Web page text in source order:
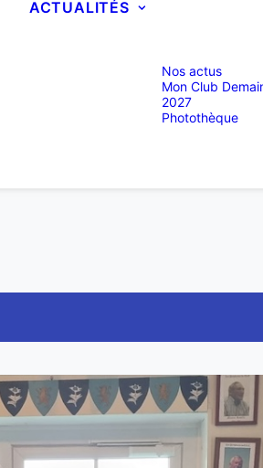
ACTUALITÉS
Nos actus
Mon Club
2027
Photothèque